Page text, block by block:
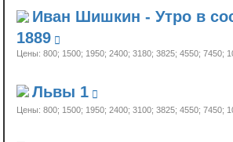
Иван Шишкин - Утро в
1889
Цены: 800; 1500; 1950; 2400; 3180; 3825; 4550; 7450;
Львы 1
Цены: 800; 1500; 1950; 2400; 3100; 3825; 4550; 7450;